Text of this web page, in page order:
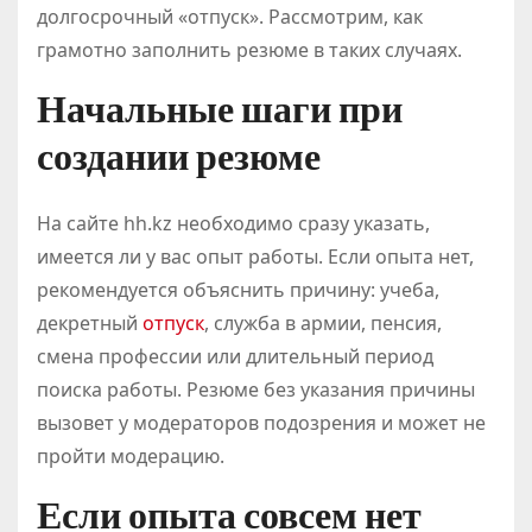
долгосрочный «отпуск». Рассмотрим, как
грамотно заполнить резюме в таких случаях.
Начальные шаги при
создании резюме
На сайте hh.kz необходимо сразу указать,
имеется ли у вас опыт работы. Если опыта нет,
рекомендуется объяснить причину: учеба,
декретный отпуск, служба в армии, пенсия,
смена профессии или длительный период
поиска работы. Резюме без указания причины
вызовет у модераторов подозрения и может не
пройти модерацию.
Если опыта совсем нет